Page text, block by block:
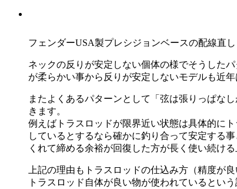
フェンダーUSA製プレシジョンベースの配線直
ネックの反りが安定しない個体の様でそうした
が柔らかい事から反りが安定しないモデルも近年
またよくあるパターンとして「弦は張りっぱな
きます。
例えばトラスロッドが限界近い状態は具体的に
しているとするなら確かに釣り合って安定する
くれて締める余裕が回復した方が長く使い続け
上記の理由もトラスロッドの仕込み方（精度が
トラスロッド自体が良い物が使われているとい